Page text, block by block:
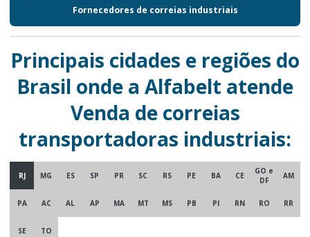
Fornecedores de correias industriais
Principais cidades e regiões do
Brasil onde a Alfabelt atende
Venda de correias
transportadoras industriais:
RJ MG ES SP PR SC RS PE BA CE
GO e
DF
AM
PA AC AL AP MA MT MS PB PI RN RO RR
SE TO